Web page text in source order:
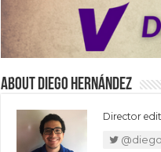
About Diego Hernández
Director